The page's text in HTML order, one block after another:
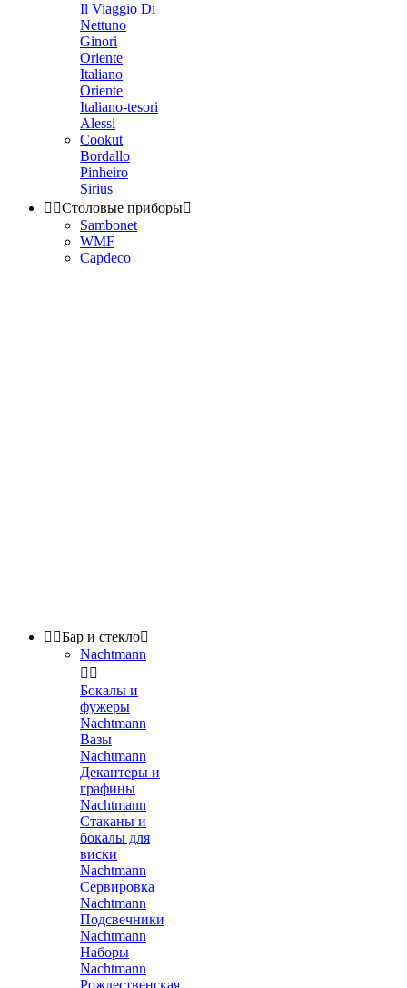
Il Viaggio Di
Nettuno
Ginori
Oriente
Italiano
Oriente
Italiano-tesori
Alessi
Cookut
Bordallo
Pinheiro
Sirius
 Столовые приборы
Sambonet
WMF
Capdeco
 Бар и стекло
Nachtmann
 
Бокалы и
фужеры
Nachtmann
Вазы
Nachtmann
Декантеры и
графины
Nachtmann
Стаканы и
бокалы для
виски
Nachtmann
Сервировка
Nachtmann
Подсвечники
Nachtmann
Наборы
Nachtmann
Рождественская